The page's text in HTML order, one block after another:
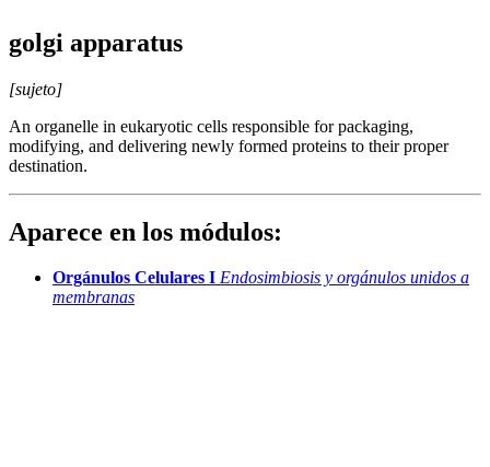
golgi apparatus
[sujeto]
An organelle in eukaryotic cells responsible for packaging,
modifying, and delivering newly formed proteins to their proper
destination.
Aparece en los módulos:
Orgánulos Celulares I Endosimbiosis y orgánulos unidos a
membranas